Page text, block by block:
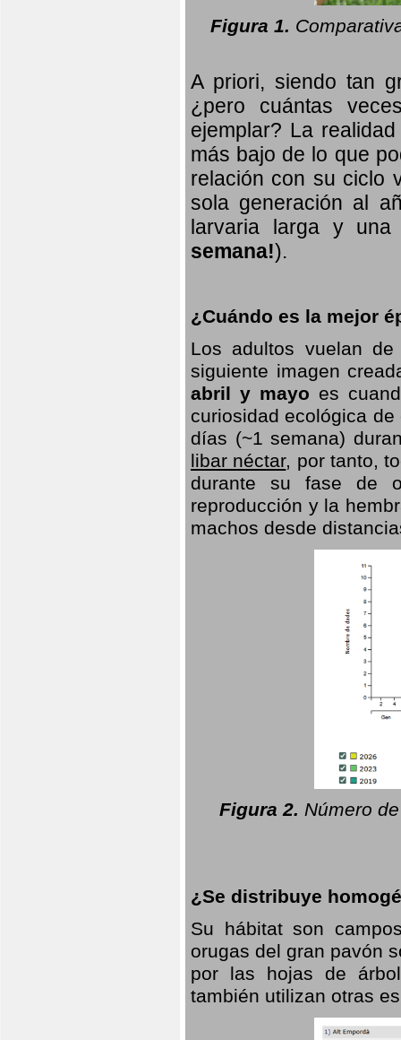
Figura 1.
A priori, siendo tan
¿pero cuántas
ejemplar? La
más bajo de lo que
relación con su ciclo
sola generación al
larvaria largay una
semana!).
¿Cuándo es la mejor
Los adultos vuelan
siguiente imagen
abril y mayo es
curiosidad ecológica
días (~1 semana)
libar néctar, por tanto,
durante su fase de
reproducción y la
machos desde
Figura 2. Número
¿Se distribuye
Su hábitat son
orugas del gran pavón
por las hojas de
también utilizan otras